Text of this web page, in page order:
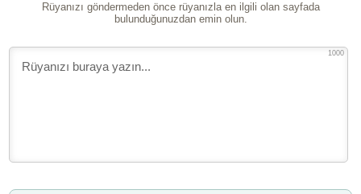
Rüyanızı göndermeden önce rüyanızla en ilgili olan sayfada
bulunduğunuzdan emin olun.
1000